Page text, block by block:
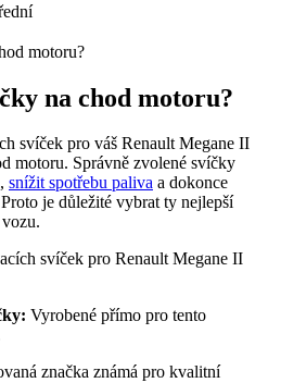
na chod motoru?
svíček pro váš Renault Megane II
motoru. Správně zvolené svíčky
snížit spotřebu paliva a dokonce
je důležité vybrat ty nejlepší
svíček pro Renault Megane II
Vyrobené přímo pro tento
značka známá pro kvalitní